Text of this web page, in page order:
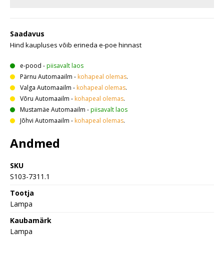
Saadavus
Hind kaupluses võib erineda e-poe hinnast
e-pood -piisavalt laos
Pärnu Automaailm - kohapeal olemas.
Valga Automaailm - kohapeal olemas.
Võru Automaailm - kohapeal olemas.
Mustamäe Automaailm -piisavalt laos
Jõhvi Automaailm - kohapeal olemas.
Andmed
SKU
S103-7311.1
Tootja
Lampa
Kaubamärk
Lampa